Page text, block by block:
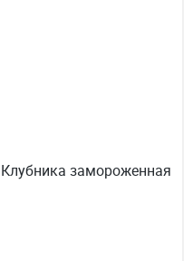
Клубника замороженная